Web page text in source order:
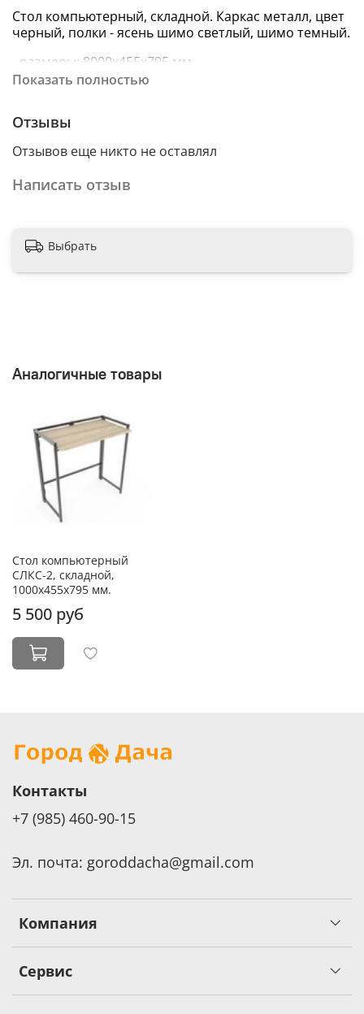
Стол компьютерный, складной. Каркас металл, цвет
черный, полки - ясень шимо светлый, шимо темный.
- размеры: 8000х455х795 мм.
Показать полностью
Отзывы
Отзывов еще никто не оставлял
Написать отзыв
Выбрать
Аналогичные товары
Стол компьютерный
СЛКС-2, складной,
1000х455х795 мм.
5 500 руб
Компания
Сервис
Контакты
+7 (985) 460-90-15
Эл. почта: goroddacha@gmail.com